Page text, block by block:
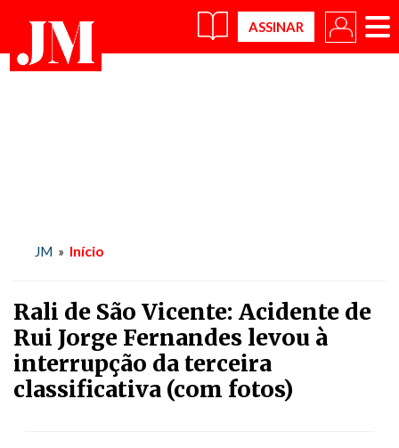
×
JM » Início
Rali de São Vicente: Acidente de
Rui Jorge Fernandes levou à
interrupção da terceira
classificativa (com fotos)